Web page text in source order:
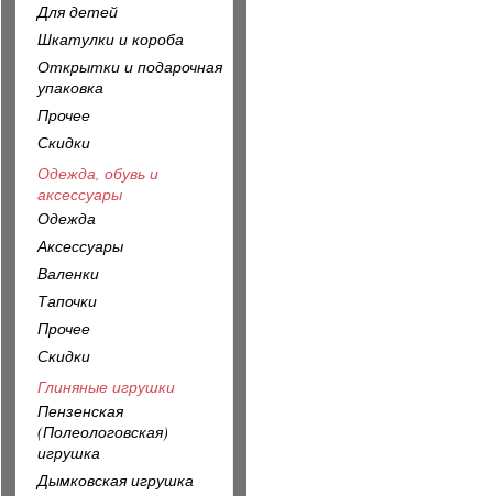
Для детей
Шкатулки и короба
Открытки и подарочная
упаковка
Прочее
Скидки
Одежда, обувь и
аксессуары
Одежда
Аксессуары
Валенки
Тапочки
Прочее
Скидки
Глиняные игрушки
Пензенская
(Полеологовская)
игрушка
Дымковская игрушка